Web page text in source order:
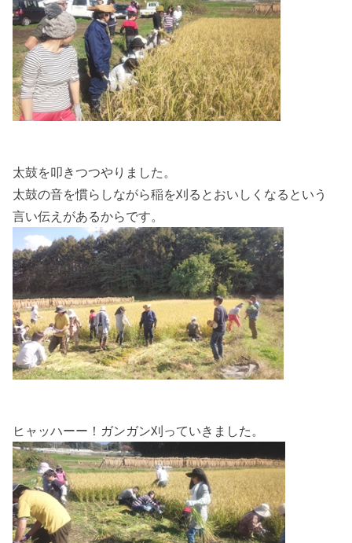
太鼓を叩きつつやりました。
太鼓の音を慣らしながら稲を刈るとおいしくなるという
言い伝えがあるからです。
ヒャッハーー！ガンガン刈っていきました。